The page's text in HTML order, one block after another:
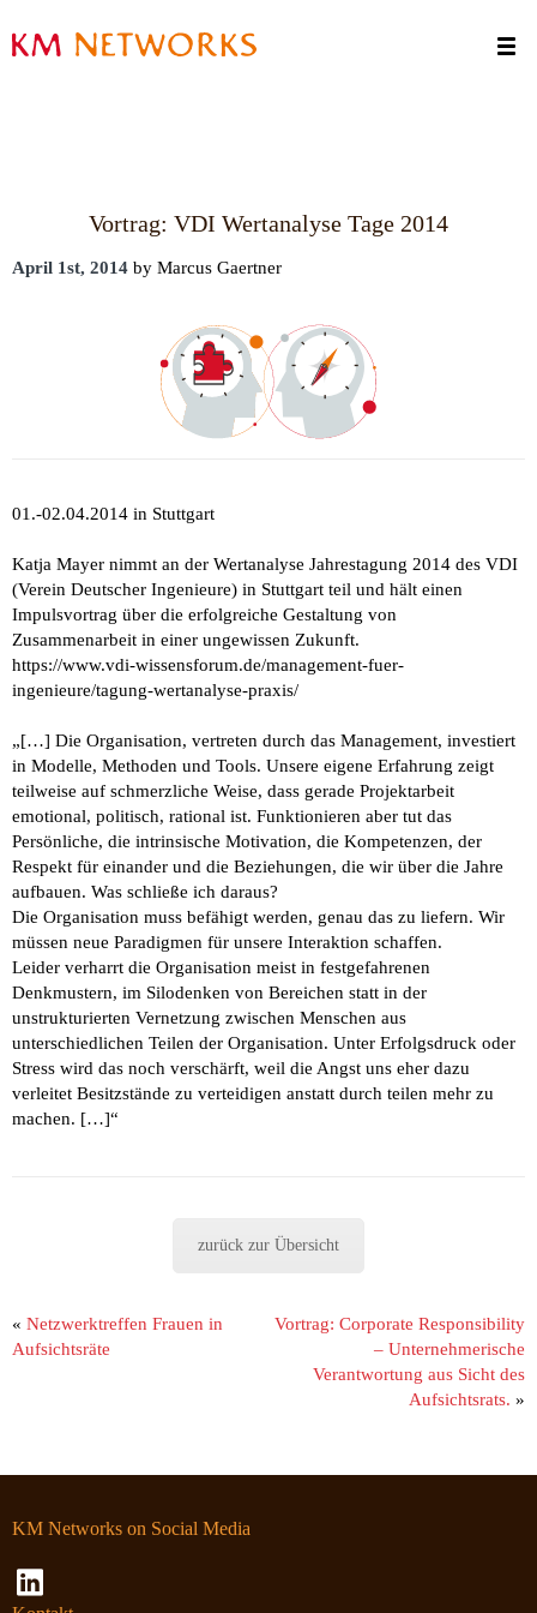
Kontakt
Vortrag: VDI Wertanalyse Tage 2014
April 1st, 2014 by Marcus Gaertner
01.-02.04.2014 in Stuttgart
Katja Mayer nimmt an der Wertanalyse Jahrestagung 2014 des VDI
(Verein Deutscher Ingenieure) in Stuttgart teil und hält einen
Impulsvortrag über die erfolgreiche Gestaltung von
Zusammenarbeit in einer ungewissen Zukunft.
https://www.vdi-wissensforum.de/management-fuer-
ingenieure/tagung-wertanalyse-praxis/
„[…] Die Organisation, vertreten durch das Management, investiert
in Modelle, Methoden und Tools. Unsere eigene Erfahrung zeigt
teilweise auf schmerzliche Weise, dass gerade Projektarbeit
emotional, politisch, rational ist. Funktionieren aber tut das
Persönliche, die intrinsische Motivation, die Kompetenzen, der
Respekt für einander und die Beziehungen, die wir über die Jahre
aufbauen. Was schließe ich daraus?
Die Organisation muss befähigt werden, genau das zu liefern. Wir
müssen neue Paradigmen für unsere Interaktion schaffen.
Leider verharrt die Organisation meist in festgefahrenen
Denkmustern, im Silodenken von Bereichen statt in der
unstrukturierten Vernetzung zwischen Menschen aus
unterschiedlichen Teilen der Organisation. Unter Erfolgsdruck oder
Stress wird das noch verschärft, weil die Angst uns eher dazu
verleitet Besitzstände zu verteidigen anstatt durch teilen mehr zu
machen. […]“
zurück zur Übersicht
Vortrag: Corporate Responsibility
– Unternehmerische
Verantwortung aus Sicht des
Aufsichtsrats. »
« Netzwerktreffen Frauen in
Aufsichtsräte
KM Networks on Social Media